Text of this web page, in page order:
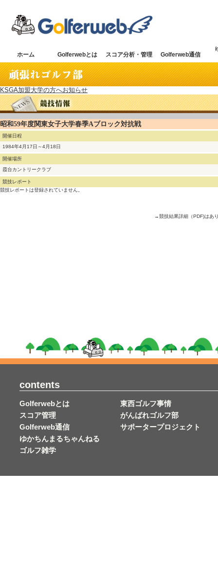
ホーム Golferwebとは スコア分析・管理 Golferweb通信
KSGA加盟大学の方へお知らせ
昭和59年度関東女子大学春季Aブロック対抗戦
開催日程
1984年4月17日～4月18日
開催場所
霞台カントリークラブ
競技レポート
競技レポートは登録されていません。
→競技結果詳細（PDF)はあ
contents
Golferwebとは
スコア管理
Golferweb通信
ゆかちんまるちゃんねる
ゴルフ雑学
東西ゴルフ事情
がんばれゴルフ部
サポータープロジェクト